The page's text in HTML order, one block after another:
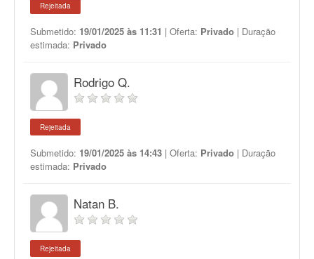
Rejeitada
Submetido: 19/01/2025 às 11:31 | Oferta: Privado | Duração
estimada: Privado
Rodrigo Q.
Rejeitada
Submetido: 19/01/2025 às 14:43 | Oferta: Privado | Duração
estimada: Privado
Natan B.
Rejeitada